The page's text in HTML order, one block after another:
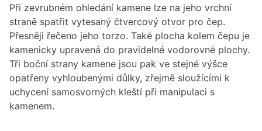
Při zevrubném ohledání kamene lze na jeho vrchní
straně spatřit vytesaný čtvercový otvor pro čep.
Přesněji řečeno jeho torzo. Také plocha kolem čepu je
kamenicky upravená do pravidelné vodorovné plochy.
Tři boční strany kamene jsou pak ve stejné výšce
opatřeny vyhloubenými důlky, zřejmě sloužícími k
uchycení samosvorných kleští při manipulaci s
kamenem.